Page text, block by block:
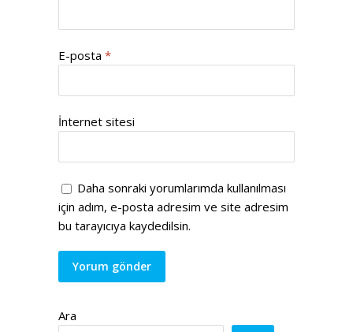
E-posta *
İnternet sitesi
Daha sonraki yorumlarımda kullanılması
için adım, e-posta adresim ve site adresim
bu tarayıcıya kaydedilsin.
Ara